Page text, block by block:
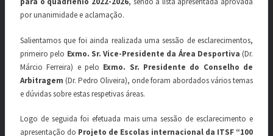
por unanimidade e aclamação.
Salientamos que foi ainda realizada uma sessão de esclarecimentos,
primeiro pelo Exmo. Sr. Vice-Presidente da Área Desportiva (Dr.
Márcio Ferreira) e pelo Exmo. Sr. Presidente do Conselho de
Arbitragem (Dr. Pedro Oliveira), onde foram abordados vários temas
e dúvidas sobre estas respetivas áreas.
Logo de seguida foi efetuada mais uma sessão de esclarecimento e
apresentação do Projeto de Escolas internacional da ITSF “100